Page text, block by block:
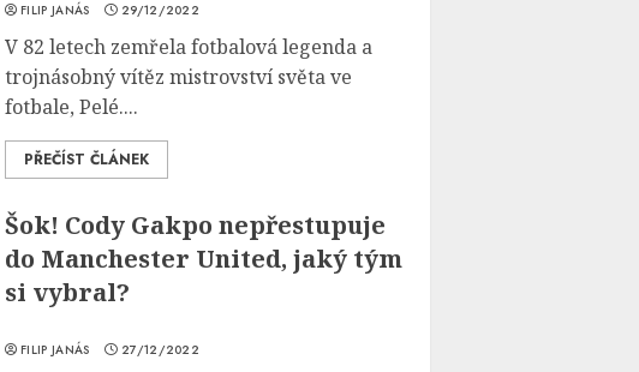
FILIP JANÁS 29/12/2022
V 82 letech zemřela fotbalová legenda a
trojnásobný vítěz mistrovství světa ve
fotbale, Pelé....
PŘEČÍST ČLÁNEK
Šok! Cody Gakpo nepřestupuje
do Manchester United, jaký tým
si vybral?
FILIP JANÁS 27/12/2022